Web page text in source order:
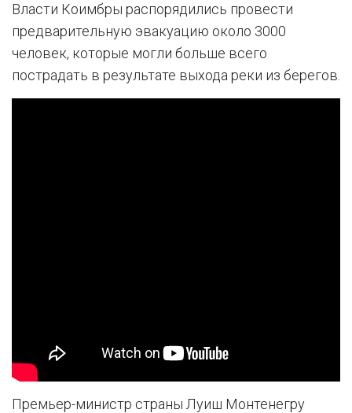
Власти Коимбры распорядились провести
предварительную эвакуацию около 3000
человек, которые могли больше всего
пострадать в результате выхода реки из берегов.
Премьер-министр страны Луиш Монтенегру